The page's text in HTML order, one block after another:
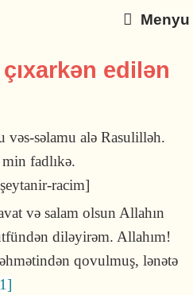
Menyu
edilən
səlamu alə Rasulilləh.
fadlıkə.
racim]
və salam olsun Allahın
di­ləyirəm. Allahım!
qo­vulmuş, lənətə